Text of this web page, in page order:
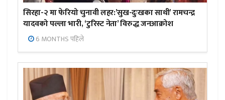
सिरहा-२ मा फेरियो चुनावी लहर:’सुख-दुःखका साथी’ रामचन्द्र
यादवको पल्ला भारी, ‘टुरिस्ट नेता’ विरुद्ध जनआक्रोश
6 MONTHS पहिले